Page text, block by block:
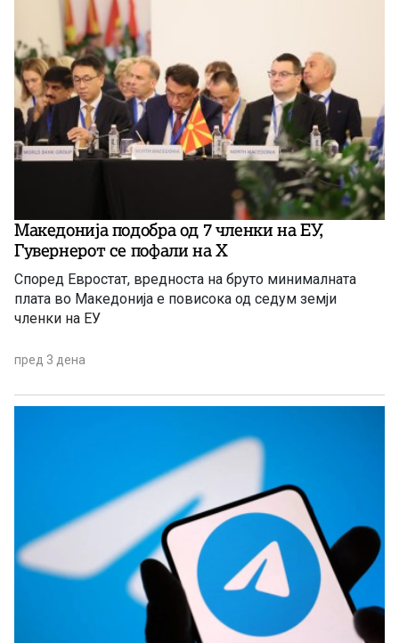
Македонија подобра од 7 членки на ЕУ,
Гувернерот се пофали на Х
Според Евростат, вредноста на бруто минималната
плата во Македонија е повисока од седум земји
членки на ЕУ
пред 3 дена